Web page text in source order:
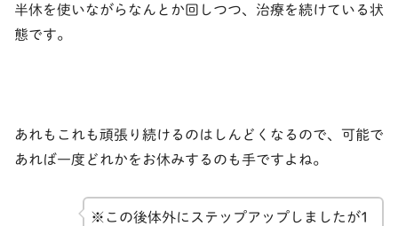
半休を使いながらなんとか回しつつ、治療を続けている状
態です。
あれもこれも頑張り続けるのはしんどくなるので、可能で
あれば一度どれかをお休みするのも手ですよね。
※この後体外にステップアップしましたが1